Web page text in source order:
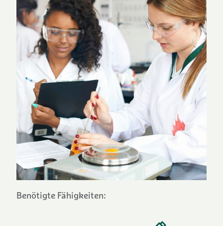
Benötigte Fähigkeiten: